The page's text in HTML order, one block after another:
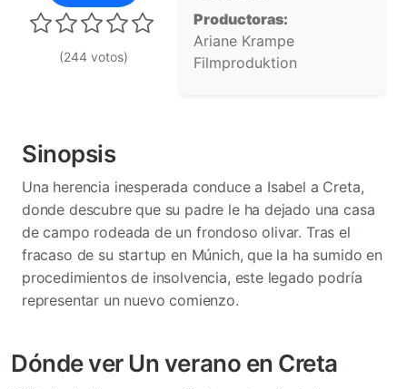
(244 votos)
Productoras:
Ariane Krampe
Filmproduktion
Sinopsis
Una herencia inesperada conduce a Isabel a Creta,
donde descubre que su padre le ha dejado una casa
de campo rodeada de un frondoso olivar. Tras el
fracaso de su startup en Múnich, que la ha sumido en
procedimientos de insolvencia, este legado podría
representar un nuevo comienzo.
Dónde ver Un verano en Creta